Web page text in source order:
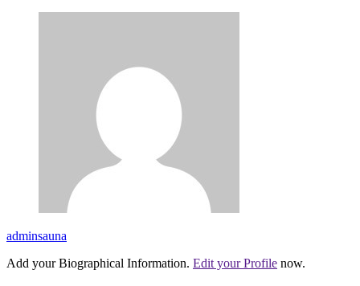
adminsauna
Add your Biographical Information. Edit your Profile now.